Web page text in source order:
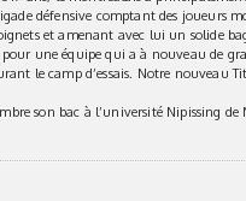
défensive comptant des joueurs
et amenant avec lui un solide
une équipe qui a à nouveau de
le camp d’essais. Notre nouveau
son bac à l’université Nipissing de